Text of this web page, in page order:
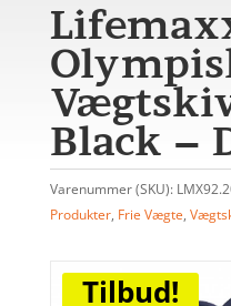
Black –
Varenummer (SKU):
Produkter, Frie Vægte,
Tilbud!